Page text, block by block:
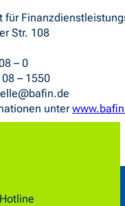
für
Str. 108
– 0
– 1550
unter